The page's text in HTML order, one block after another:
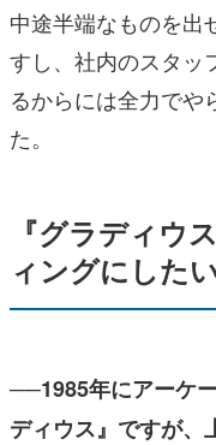
中途半端なものを出
すし、社内のスタッ
るからには全力でや
た。
『グラディウ
ィングにした
──1985年にアーケ
ディウス』ですが、